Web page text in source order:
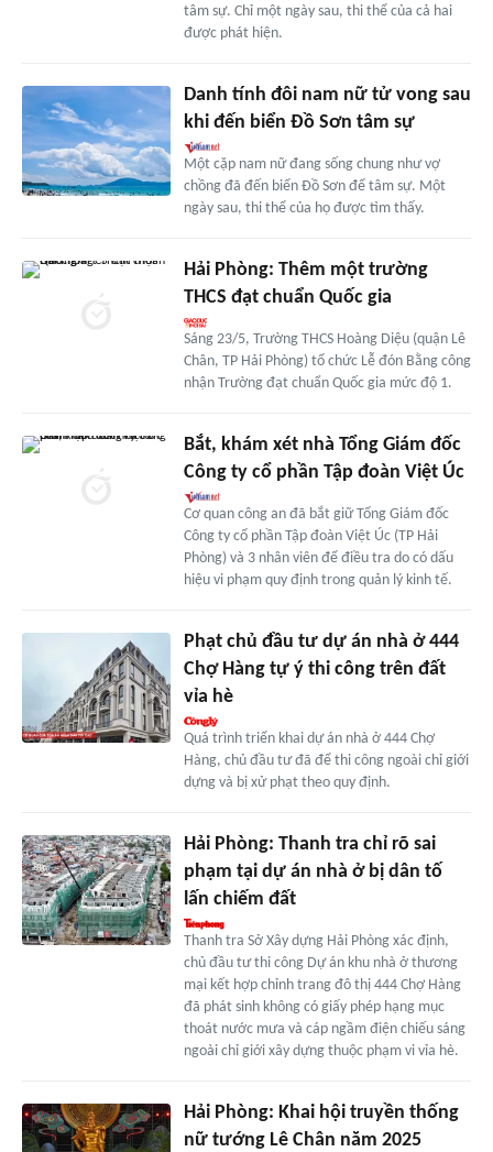
tâm sự. Chỉ một ngày sau, thi thể của cả hai
được phát hiện.
Danh tính đôi nam nữ tử vong sau
khi đến biển Đồ Sơn tâm sự
Một cặp nam nữ đang sống chung như vợ
chồng đã đến biển Đồ Sơn để tâm sự. Một
ngày sau, thi thể của họ được tìm thấy.
Hải Phòng: Thêm một trường
THCS đạt chuẩn Quốc gia
Sáng 23/5, Trường THCS Hoàng Diệu (quận Lê
Chân, TP Hải Phòng) tổ chức Lễ đón Bằng công
nhận Trường đạt chuẩn Quốc gia mức độ 1.
Bắt, khám xét nhà Tổng Giám đốc
Công ty cổ phần Tập đoàn Việt Úc
Cơ quan công an đã bắt giữ Tổng Giám đốc
Công ty cổ phần Tập đoàn Việt Úc (TP Hải
Phòng) và 3 nhân viên để điều tra do có dấu
hiệu vi phạm quy định trong quản lý kinh tế.
Phạt chủ đầu tư dự án nhà ở 444
Chợ Hàng tự ý thi công trên đất
vỉa hè
Quá trình triển khai dự án nhà ở 444 Chợ
Hàng, chủ đầu tư đã để thi công ngoài chỉ giới
dựng và bị xử phạt theo quy định.
Hải Phòng: Thanh tra chỉ rõ sai
phạm tại dự án nhà ở bị dân tố
lấn chiếm đất
Thanh tra Sở Xây dựng Hải Phòng xác định,
chủ đầu tư thi công Dự án khu nhà ở thương
mại kết hợp chỉnh trang đô thị 444 Chợ Hàng
đã phát sinh không có giấy phép hạng mục
thoát nước mưa và cáp ngầm điện chiếu sáng
ngoài chỉ giới xây dựng thuộc phạm vi vỉa hè.
Hải Phòng: Khai hội truyền thống
nữ tướng Lê Chân năm 2025